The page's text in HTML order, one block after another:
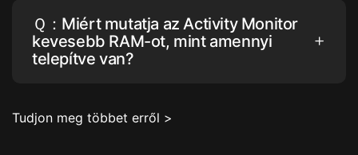
Ｑ：Miért mutatja az Activity Monitor
kevesebb RAM-ot, mint amennyi
telepítve van?
Tudjon meg többet erről >